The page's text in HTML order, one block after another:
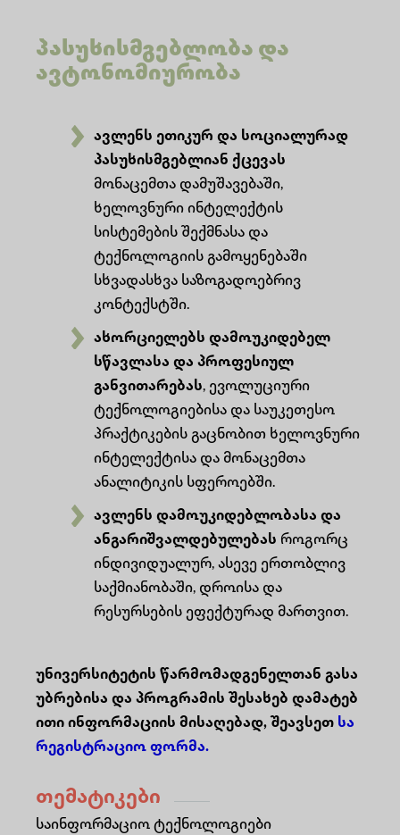
პასუხისმგებლობა და
ავტონომიურობა
ავლენს ეთიკურ და სოციალურად
პასუხისმგებლიან ქცევას
მონაცემთა დამუშავებაში,
ხელოვნური ინტელექტის
სისტემების შექმნასა და
ტექნოლოგიის გამოყენებაში
სხვადასხვა საზოგადოებრივ
კონტექსტში.
ახორციელებს დამოუკიდებელ
სწავლასა და პროფესიულ
განვითარებას, ევოლუციური
ტექნოლოგიებისა და საუკეთესო
პრაქტიკების გაცნობით ხელოვნური
ინტელექტისა და მონაცემთა
ანალიტიკის სფეროებში.
ავლენს დამოუკიდებლობასა და
ანგარიშვალდებულებას როგორც
ინდივიდუალურ, ასევე ერთობლივ
საქმიანობაში, დროისა და
რესურსების ეფექტურად მართვით.
უნივერსიტეტის წარმომადგენელთან გასა
უბრებისა და პროგრამის შესახებ დამატებ
ითი ინფორმაციის მისაღებად, შეავსეთ სა
რეგისტრაციო ფორმა.
თემატიკები
Საინფორმაციო Ტექნოლოგიები